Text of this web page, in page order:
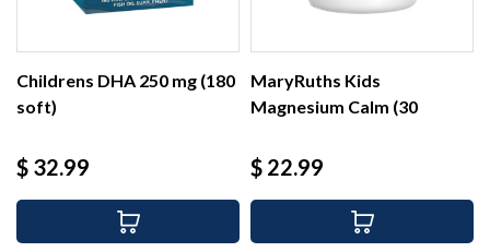
Childrens DHA 250 mg (180
soft)
Precio
$ 32.99
MaryRuths Kids
Magnesium Calm (30
Precio
$ 22.99